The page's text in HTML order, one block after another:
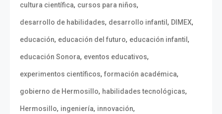
cultura científica, cursos para niños,
desarrollo de habilidades, desarrollo infantil , DIMEX,
educación, educación del futuro, educación infantil ,
educación Sonora, eventos educativos,
experimentos científicos, formación académica,
gobierno de Hermosillo, habilidades tecnológicas,
Hermosillo, ingeniería, innovación,